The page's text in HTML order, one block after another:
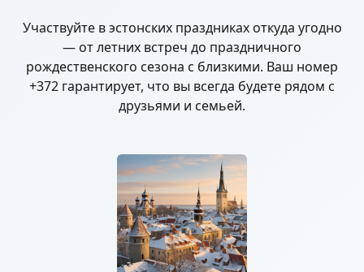
Участвуйте в эстонских праздниках откуда угодно
— от летних встреч до праздничного
рождественского сезона с близкими. Ваш номер
+372 гарантирует, что вы всегда будете рядом с
друзьями и семьей.